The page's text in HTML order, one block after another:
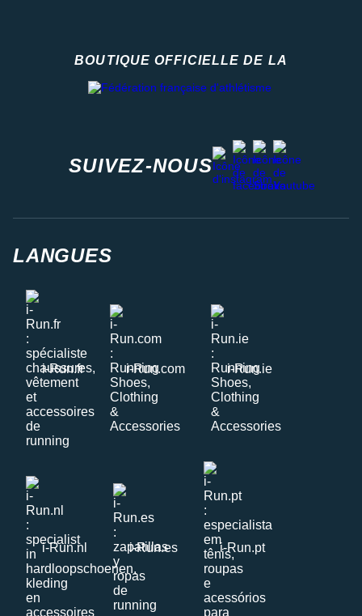
BOUTIQUE OFFICIELLE DE LA
SUIVEZ-NOUS
instagram
facebook
stravayoutube
LANGUES
i-Run.fr i-Run.com i-Run.ie
i-Run.nl i-Run.es i-Run.pt